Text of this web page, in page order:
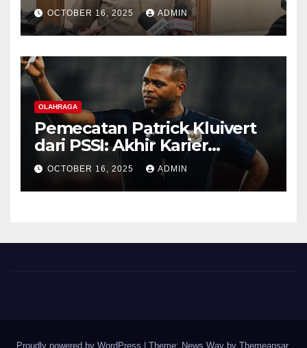
OCTOBER 16, 2025 ADMIN
OLAHRAGA
Pemecatan Patrick Kluivert
dari PSSI: Akhir Karier
Singkat yang Penuh
Kontroversi
OCTOBER 16, 2025 ADMIN
Proudly powered by WordPress Theme: News Way by Themeansar.